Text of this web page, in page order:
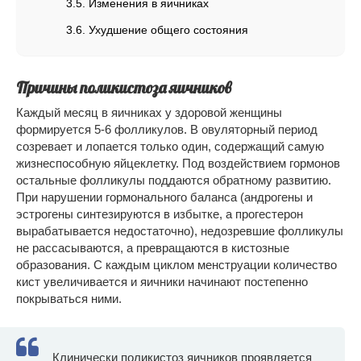
Изменения в яичниках
Ухудшение общего состояния
Причины поликистоза яичников
Каждый месяц в яичниках у здоровой женщины
формируется 5-6 фолликулов. В овуляторный период
созревает и лопается только один, содержащий самую
жизнеспособную яйцеклетку. Под воздействием гормонов
остальные фолликулы поддаются обратному развитию.
При нарушении гормонального баланса (андрогены и
эстрогены синтезируются в избытке, а прогестерон
вырабатывается недостаточно), недозревшие фолликулы
не рассасываются, а превращаются в кистозные
образования. С каждым циклом менструации количество
кист увеличивается и яичники начинают постепенно
покрываться ними.
Клинически поликистоз яичников проявляется